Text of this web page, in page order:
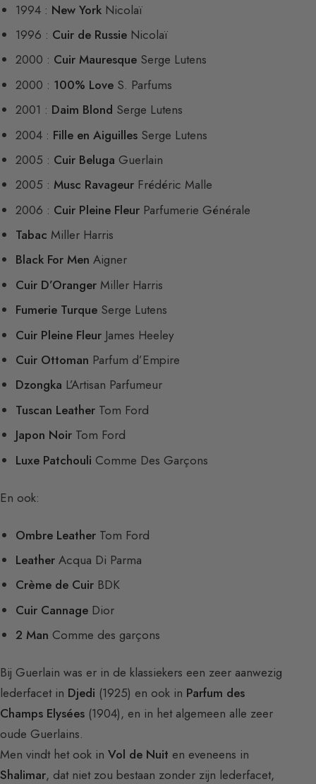
1994 : New York Nicolaï
1996 : Cuir de Russie Nicolaï
2000 : Cuir Mauresque Serge Lutens
2000 : 100% Love S. Parfums
2001 : Daim Blond Serge Lutens
2004 : Fille en Aiguilles Serge Lutens
2005 : Cuir Beluga Guerlain
2005 :Musc Ravageur Frédéric Malle
2006 : Cuir Pleine Fleur Parfumerie Générale
Tabac Miller Harris
Black For Men Aigner
Cuir D’Oranger Miller Harris
Fumerie Turque Serge Lutens
Cuir Pleine Fleur James Heeley
Cuir Ottoman Parfum d’Empire
Dzongka L’Artisan Parfumeur
Tuscan Leather Tom Ford
Japon Noir Tom Ford
Luxe Patchouli Comme Des Garçons
En ook:
Ombre Leather Tom Ford
Leather Acqua Di Parma
Crème de Cuir BDK
Cuir Cannage Dior
2 Man Comme des garçons
Bij Guerlain was er in de klassiekers een zeer aanwezig
lederfacet in Djedi (1925) en ook in Parfum des
Champs Elysées (1904), en in het algemeen alle zeer
oude Guerlains.
Men vindt het ook in Vol de Nuit en eveneens in
Shalimar, dat niet zou bestaan zonder zijn lederfacet,